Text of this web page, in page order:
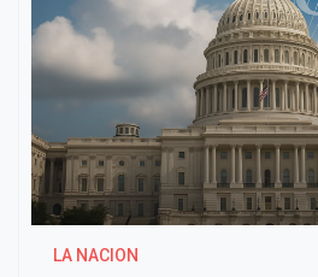
LA NACION